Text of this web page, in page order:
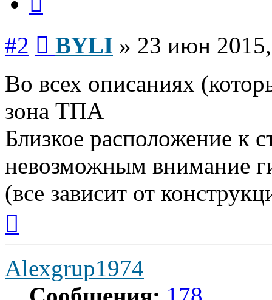
#2 BYLI » 23 июн
Во всех описаниях
зона ТПА
Близкое расположение к
невозможным внимание
(все зависит от
началу
Alexgrup1974